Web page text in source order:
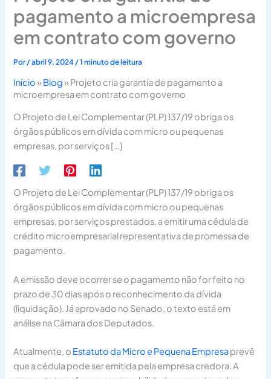
pagamento a microempresa
em contrato com governo
Por/abril 9, 2024 /1 minuto de leitura
Início» Blog» Projeto cria garantia de pagamento a
microempresa em contrato com governo
O Projeto de Lei Complementar (PLP) 137/19 obriga os
órgãos públicos em dívida com micro ou pequenas
empresas, por serviços […]
O Projeto de Lei Complementar (PLP) 137/19 obriga os
órgãos públicos em dívida com micro ou pequenas
empresas, por serviços prestados, a emitir uma cédula de
crédito microempresarial representativa de promessa de
pagamento.
A emissão deve ocorrer se o pagamento não for feito no
prazo de 30 dias após o reconhecimento da dívida
(liquidação). Já aprovado no Senado, o texto está em
análise na Câmara dos Deputados.
Atualmente, o Estatuto da Micro e Pequena Empresaprevê
que a cédula pode ser emitida pela empresa credora. A